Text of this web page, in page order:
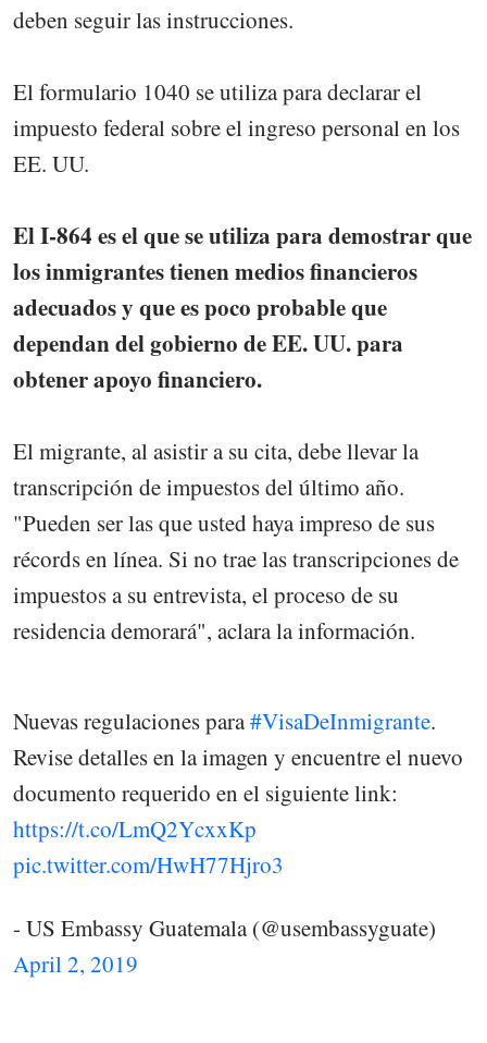
deben seguir las instrucciones.
El formulario 1040 se utiliza para declarar el
impuesto federal sobre el ingreso personal en los
EE. UU.
El I-864 es el que se utiliza para demostrar que
los inmigrantes tienen medios financieros
adecuados y que es poco probable que
dependan del gobierno de EE. UU. para
obtener apoyo financiero.
El migrante, al asistir a su cita, debe llevar la
transcripción de impuestos del último año.
"Pueden ser las que usted haya impreso de sus
récords en línea. Si no trae las transcripciones de
impuestos a su entrevista, el proceso de su
residencia demorará", aclara la información.
Nuevas regulaciones para#VisaDeInmigrante.
Revise detalles en la imagen y encuentre el nuevo
documento requerido en el siguiente link:
https://t.co/LmQ2YcxxKp
pic.twitter.com/HwH77Hjro3
- US Embassy Guatemala (@usembassyguate)
April 2, 2019